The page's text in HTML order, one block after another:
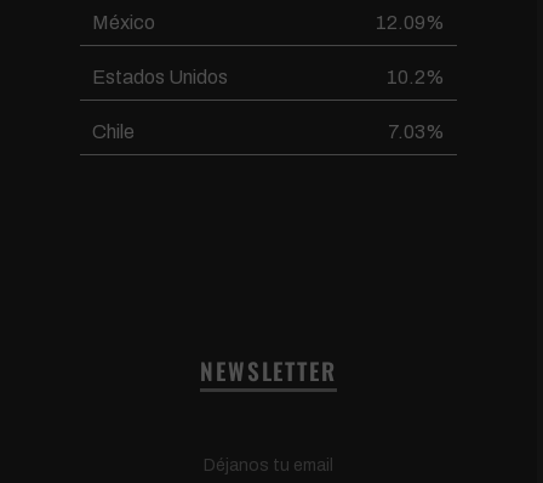
México 12.09%
Estados Unidos 10.2%
Chile 7.03%
NEWSLETTER
Déjanos tu email